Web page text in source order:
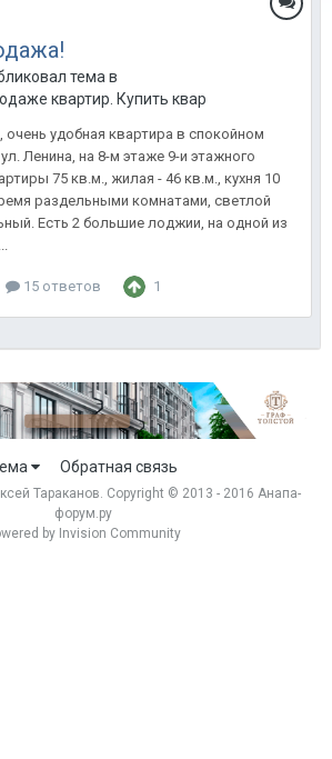
тема в
квартир. Купить квартиру в Анапе.
удобная квартира в спокойном
Ленина, на 8-м этаже 9-и этажного
75 кв.м., жилая - 46 кв.м., кухня 10
раздельными комнатами, светлой
Есть 2 большие лоджии, на одной из
15 ответов 1
Обратная связь
Тараканов . Copyright © 2013 - 2016 Анапа-
форум.ру
by Invision Community